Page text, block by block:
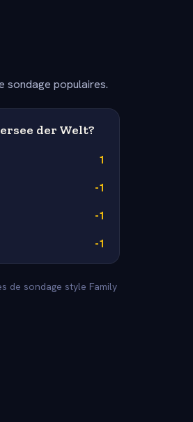
sondage populaires.
der Welt?
1
-1
-1
-1
de sondage style Family